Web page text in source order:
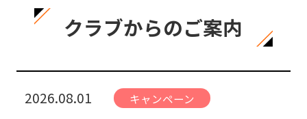
クラブからのご案内
2026.08.01 キャンペーン